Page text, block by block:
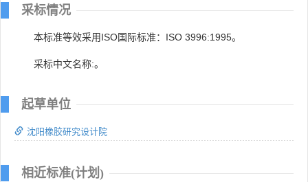
采标情况
本标准等效采用ISO国际标准：ISO 3996:1995。
采标中文名称:。
起草单位
沈阳橡胶研究设计院
相近标准(计划)